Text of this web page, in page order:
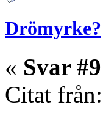
Drömyrke?
« Svar
Citat